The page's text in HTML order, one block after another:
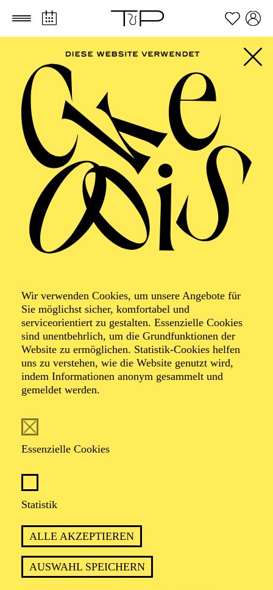
Zum Hauptinhalt springen Zum Footer springen
Wir verwenden Cookies, um unsere Angebote für
Sie möglichst sicher, komfortabel und
serviceorientiert zu gestalten. Essenzielle Cookies
sind unentbehrlich, um die Grundfunktionen der
Website zu ermöglichen. Statistik-Cookies helfen
uns zu verstehen, wie die Website genutzt wird,
indem Informationen anonym gesammelt und
gemeldet werden.
Essenzielle Cookies
Statistik
ALLE AKZEPTIEREN
AUSWAHL SPEICHERN
SCHAUSPIEL ESSEN
Öffentliche
Workshops zu den
Inszenierungen
mit anschließendem Besuch der Vorstellungen
Anmeldung unter:stadt-vermittlung@tup-online.de